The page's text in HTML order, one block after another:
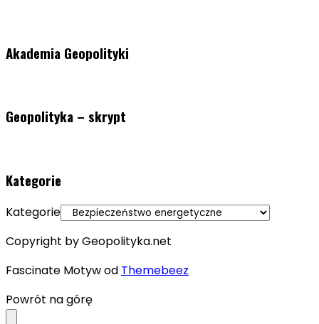
Akademia Geopolityki
Geopolityka – skrypt
Kategorie
Kategorie
Copyright by Geopolityka.net
Fascinate Motyw od Themebeez
Powrót na górę